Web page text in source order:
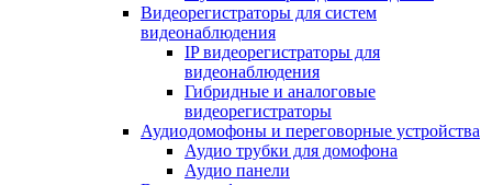
Видеорегистраторы для систем
видеонаблюдения
IP видеорегистраторы для
видеонаблюдения
Гибридные и аналоговые
видеорегистраторы
Аудиодомофоны и переговорные устройства
Аудио трубки для домофона
Аудио панели